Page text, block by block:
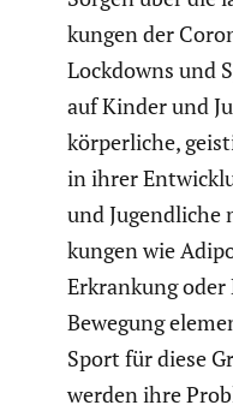
kungen der
Lockdowns und
auf Kinder und
körper­liche,
in ihrer
und
kungen wie
Erkran­kung
Bewegung
Sport für diese
werden ihre